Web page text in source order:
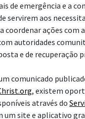
de emergência e a
servirem aos
coordenar ações com
autoridades
e de recuperação
comunicado
, existem
através do
um site e aplicativo